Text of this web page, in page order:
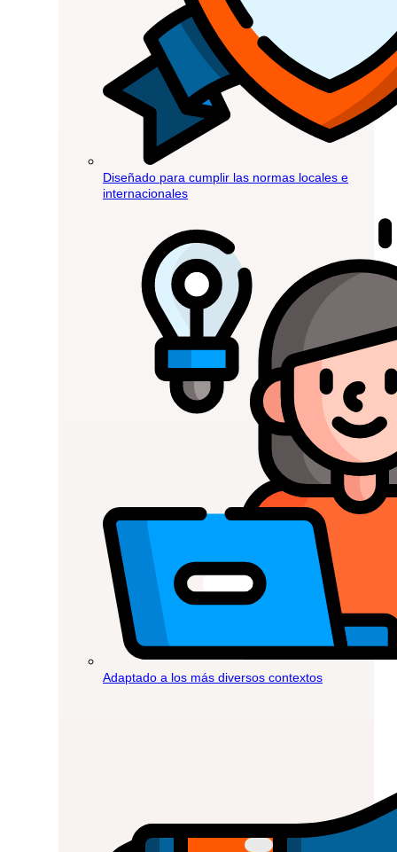
Diseñado para cumplir las normas locales e
internacionales
Adaptado a los más diversos contextos